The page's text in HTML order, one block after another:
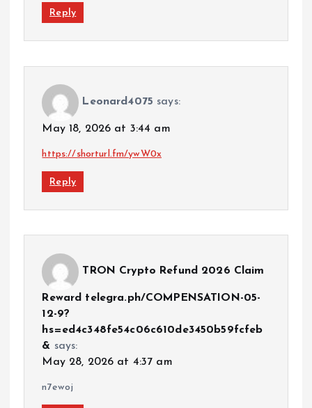
Reply
Leonard4075 says:
May 18, 2026 at 3:44 am
https://shorturl.fm/ywW0x
Reply
TRON Crypto Refund 2026 Claim
Reward telegra.ph/COMPENSATION-05-
12-9?
hs=ed4c348fe54c06c610de3450b59fcfeb
& says:
May 28, 2026 at 4:37 am
n7ewoj